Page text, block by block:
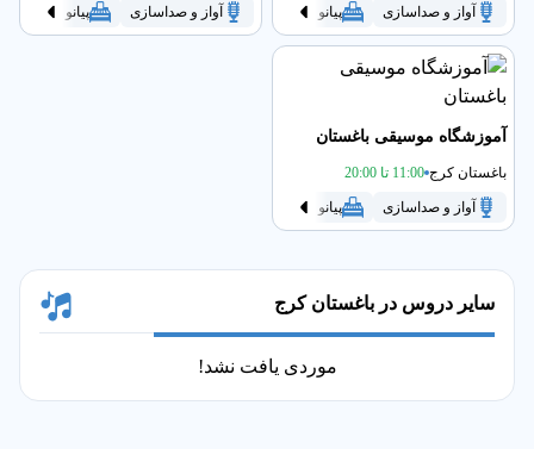
سایر دروس در باغستان کرج
موردی یافت نشد!
آواز و صداسازی پیانو سنتور سه تار گیتار آواز و صداسازی پیانو
آموزشگاه موسیقی باغستان
باغستان کرج 11:00 تا 20:00
آواز و صداسازی پیانو